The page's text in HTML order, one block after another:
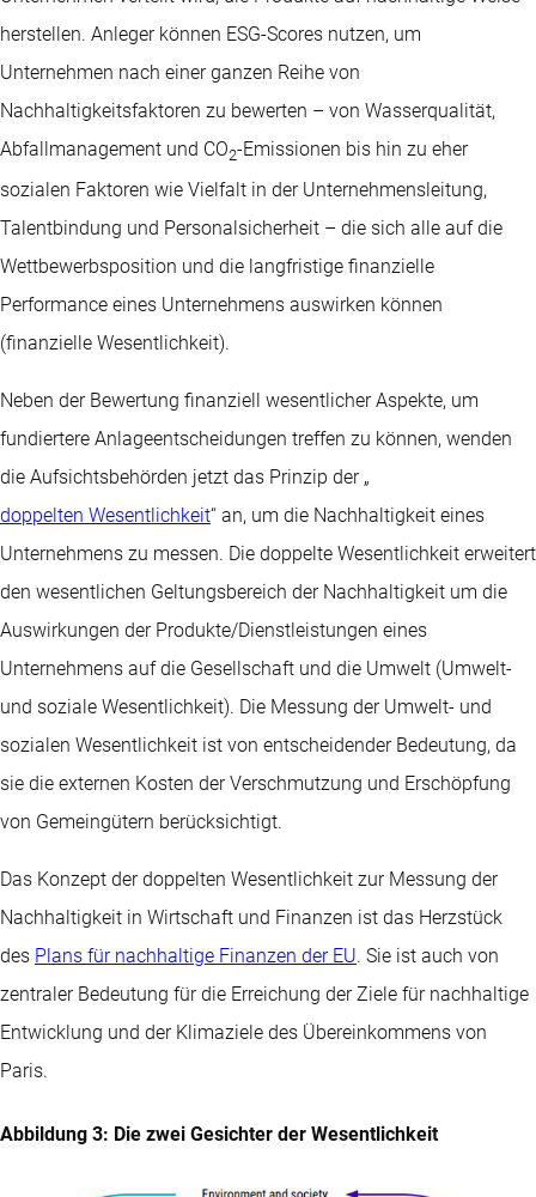
herstellen. Anleger können ESG-Scores nutzen, um
Unternehmen nach einer ganzen Reihe von
Nachhaltigkeitsfaktoren zu bewerten – von Wasserqualität,
Abfallmanagement und CO2-Emissionen bis hin zu eher
sozialen Faktoren wie Vielfalt in der Unternehmensleitung,
Talentbindung und Personalsicherheit – die sich alle auf die
Wettbewerbsposition und die langfristige finanzielle
Performance eines Unternehmens auswirken können
(finanzielle Wesentlichkeit).
Neben der Bewertung finanziell wesentlicher Aspekte, um
fundiertere Anlageentscheidungen treffen zu können, wenden
die Aufsichtsbehörden jetzt das Prinzip der „
doppelten Wesentlichkeit“ an, um die Nachhaltigkeit eines
Unternehmens zu messen. Die doppelte Wesentlichkeit erweitert
den wesentlichen Geltungsbereich der Nachhaltigkeit um die
Auswirkungen der Produkte/Dienstleistungen eines
Unternehmens auf die Gesellschaft und die Umwelt (Umwelt-
und soziale Wesentlichkeit). Die Messung der Umwelt- und
sozialen Wesentlichkeit ist von entscheidender Bedeutung, da
sie die externen Kosten der Verschmutzung und Erschöpfung
von Gemeingütern berücksichtigt.
Das Konzept der doppelten Wesentlichkeit zur Messung der
Nachhaltigkeit in Wirtschaft und Finanzen ist das Herzstück
des Plans für nachhaltige Finanzen der EU. Sie ist auch von
zentraler Bedeutung für die Erreichung der Ziele für nachhaltige
Entwicklung und der Klimaziele des Übereinkommens von
Paris.
Abbildung 3: Die zwei Gesichter der Wesentlichkeit